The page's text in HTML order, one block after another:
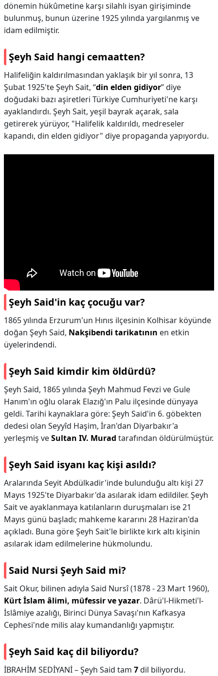
dönemin hükûmetine karşı silahlı isyan girişiminde
bulunmuş, bunun üzerine 1925 yılında yargılanmış ve
idam edilmiştir.
Şeyh Said hangi cemaatten?
Halifeliğin kaldırılmasından yaklaşık bir yıl sonra, 13
Şubat 1925'te Şeyh Sait, “din elden gidiyor” diye
doğudaki bazı aşiretleri Türkiye Cumhuriyeti'ne karşı
ayaklandırdı. Şeyh Sait, yeşil bayrak açarak, sala
getirerek yürüyor, "Halifelik kaldırıldı, medreseler
kapandı, din elden gidiyor" diye propaganda yapıyordu.
Şeyh Said'in kaç çocuğu var?
1865 yılında Erzurum'un Hınıs ilçesinin Kolhisar köyünde
doğan Şeyh Said, Nakşibendi tarikatının en etkin
üyelerindendi.
Şeyh Said kimdir kim öldürdü?
Şeyh Said, 1865 yılında Şeyh Mahmud Fevzi ve Gule
Hanım'ın oğlu olarak Elazığ'ın Palu ilçesinde dünyaya
geldi. Tarihi kaynaklara göre: Şeyh Said'in 6. göbekten
dedesi olan Seyyîd Haşim, İran'dan Diyarbakır'a
yerleşmiş veSultan IV. Murad tarafından öldürülmüştür.
Şeyh Said isyanı kaç kişi asıldı?
Aralarında Seyit Abdülkadir'inde bulunduğu altı kişi 27
Mayıs 1925'te Diyarbakır'da asılarak idam edildiler. Şeyh
Sait ve ayaklanmaya katılanların duruşmaları ise 21
Mayıs günü başladı; mahkeme kararını 28 Haziran'da
açıkladı. Buna göre Şeyh Sait'le birlikte kırk altı kişinin
asılarak idam edilmelerine hükmolundu.
Said Nursi Şeyh Said mi?
Sait Okur, bilinen adıyla Said Nursî (1878 - 23 Mart 1960),
Kürt İslam âlimi, müfessir ve yazar. Dârü'l-Hikmeti'l-
İslâmiye azalığı, Birinci Dünya Savaşı'nın Kafkasya
Cephesi'nde milis alay kumandanlığı yapmıştır.
Şeyh Said kaç dil biliyordu?
İBRAHİM SEDİYANİ – Şeyh Said tam 7dil biliyordu.